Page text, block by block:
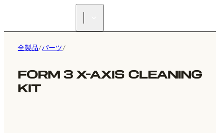
全製品/パーツ/
FORM 3 X-AXIS CLEANING
KIT